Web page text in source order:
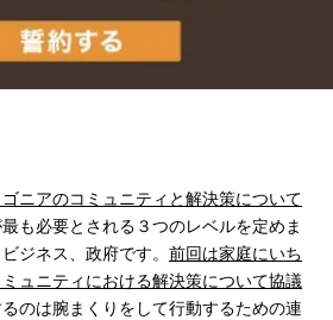
ニアのコミュニティと解決策について
も必要とされる３つのレベルを定めま
ジネス、政府です。 前回は家庭にいち
ュニティにおける解決策について協議
のは腕まくりをして行動するための連